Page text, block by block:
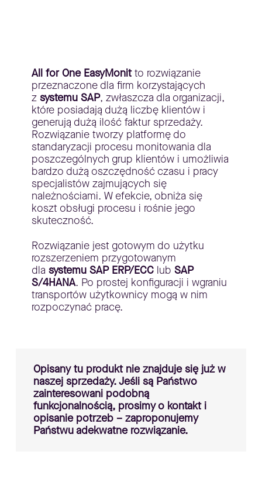
All for One EasyMonitto rozwiązanie
przeznaczone dla firm korzystających
z systemu SAP, zwłaszcza dla organizacji,
które posiadają dużą liczbę klientów i
generują dużą ilość faktur sprzedaży.
Rozwiązanie tworzy platformę do
standaryzacji procesu monitowania dla
poszczególnych grup klientów i umożliwia
bardzo dużą oszczędność czasu i pracy
specjalistów zajmujących się
należnościami. W efekcie, obniża się
koszt obsługi procesu i rośnie jego
skuteczność.
Rozwiązanie jest gotowym do użytku
rozszerzeniem przygotowanym
dla systemu SAP ERP/ECC lub SAP
S/4HANA. Po prostej konfiguracji i wgraniu
transportów użytkownicy mogą w nim
rozpoczynać pracę.
Opisany tu produkt nie znajduje się już w
naszej sprzedaży. Jeśli są Państwo
zainteresowani podobną
funkcjonalnością, prosimy o kontakt i
opisanie potrzeb – zaproponujemy
Państwu adekwatne rozwiązanie.